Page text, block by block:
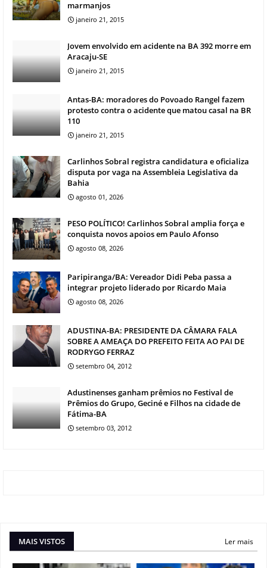
marmanjos
janeiro 21, 2015
Jovem envolvido em acidente na BA 392 morre em
Aracaju-SE
janeiro 21, 2015
Antas-BA: moradores do Povoado Rangel fazem
protesto contra o acidente que matou casal na BR
110
janeiro 21, 2015
Carlinhos Sobral registra candidatura e oficializa
disputa por vaga na Assembleia Legislativa da
Bahia
agosto 01, 2026
PESO POLÍTICO! Carlinhos Sobral amplia força e
conquista novos apoios em Paulo Afonso
agosto 08, 2026
Paripiranga/BA: Vereador Didi Peba passa a
integrar projeto liderado por Ricardo Maia
agosto 08, 2026
ADUSTINA-BA: PRESIDENTE DA CÂMARA FALA
SOBRE A AMEAÇA DO PREFEITO FEITA AO PAI DE
RODRYGO FERRAZ
setembro 04, 2012
Adustinenses ganham prêmios no Festival de
Prêmios do Grupo, Geciné e Filhos na cidade de
Fátima-BA
setembro 03, 2012
MAIS VISTOS Ler mais